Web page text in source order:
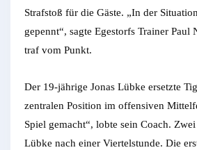
Strafstoß für die Gäste. „In der
gepennt“, sagte Egestorfs Trainer Paul
traf vom Punkt.
Der 19-jährige Jonas Lübke ersetzte
zentralen Position im offensiven
Spiel gemacht“, lobte sein Coach.
Lübke nach einer Viertelstunde. Die